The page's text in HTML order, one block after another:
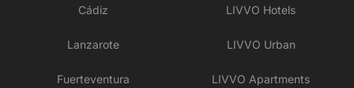
Cádiz
Lanzarote
Fuerteventura
LIVVO Hotels
LIVVO Urban
LIVVO Apartments